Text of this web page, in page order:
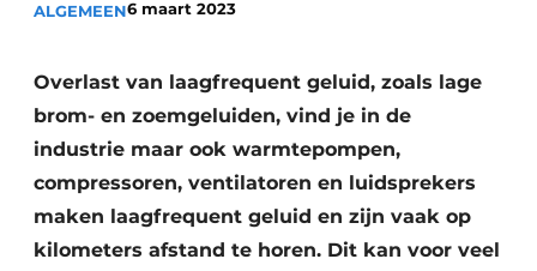
ALGEMEEN6 maart 2023
Overlast van laagfrequent geluid, zoals lage
brom- en zoemgeluiden, vind je in de
industrie maar ook warmtepompen,
compressoren, ventilatoren en luidsprekers
maken laagfrequent geluid en zijn vaak op
kilometers afstand te horen. Dit kan voor veel